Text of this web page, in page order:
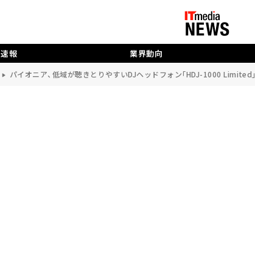
速報 業界動向
パイオニア、低域が聴きとりやすいDJヘッドフォン｢HDJ-1000 Limited｣